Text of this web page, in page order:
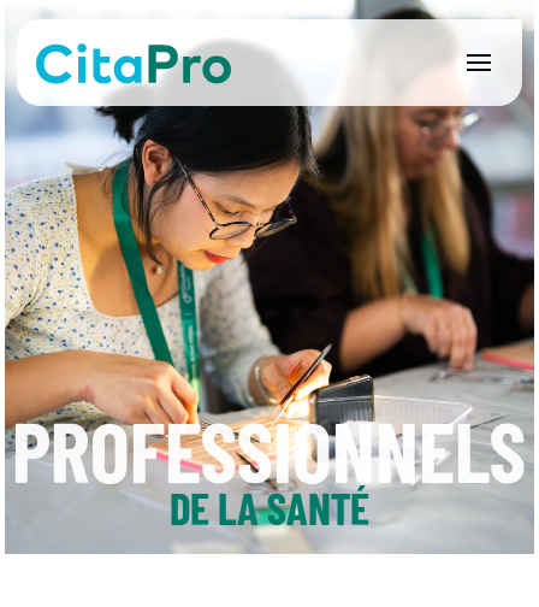
PROFESSIONNELS
DE LA SANTÉ